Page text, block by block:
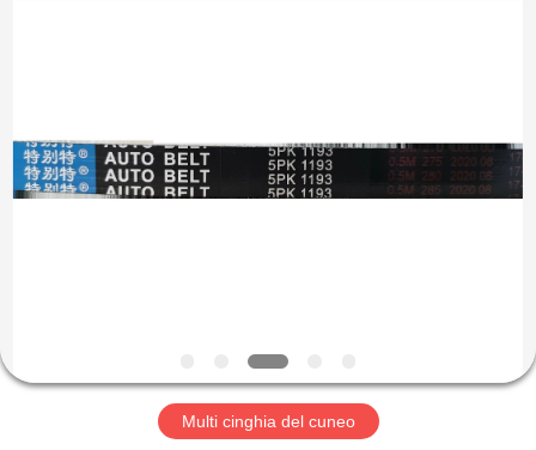
PRODOTTI
GIRO
Te
Rubber
Product
Ltd..
Multi cinghia del cuneo